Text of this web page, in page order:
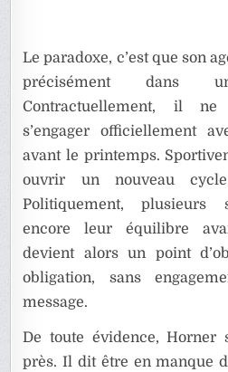
Le paradoxe, c’est que son
précisément dans
Contractuellement, il
s’engager officiellement
avant le printemps.
ouvrir un nouveau
Politiquement, plusieurs
encore leur équilibre
devient alors un point
obligation, sans
message.
De toute évidence, Horner
près. Il dit être en manque